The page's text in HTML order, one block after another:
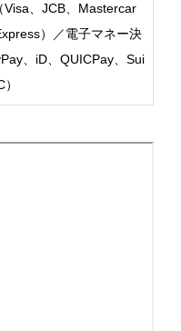
Visa、JCB、Mastercar
）／電子マネー決
、iD、QUICPay、Sui